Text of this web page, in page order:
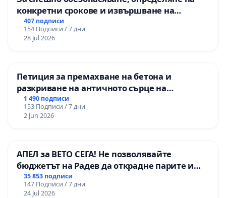
конкретни срокове и извършване на
цялостна рехабилитация на
републиканския път между пътен възел АМ
„Тракия“ - гр. Ихтиман - с. Мирово - к.к.
407 подписи
154 Подписи / 7 дни
28 Jul 2026
Петиция за премахване на бетона и
разкриване на античното сърце на
Могиланската могила във Враца
1 490 подписи
153 Подписи / 7 дни
2 Jun 2026
АПЕЛ за ВЕТО СЕГА! Не позволявайте
бюджетът на Радев да открадне парите и
правата ни в тъмното
35 853 подписи
147 Подписи / 7 дни
24 Jul 2026